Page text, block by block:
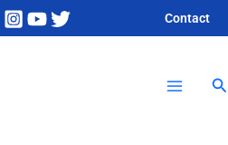
Contact
Menu